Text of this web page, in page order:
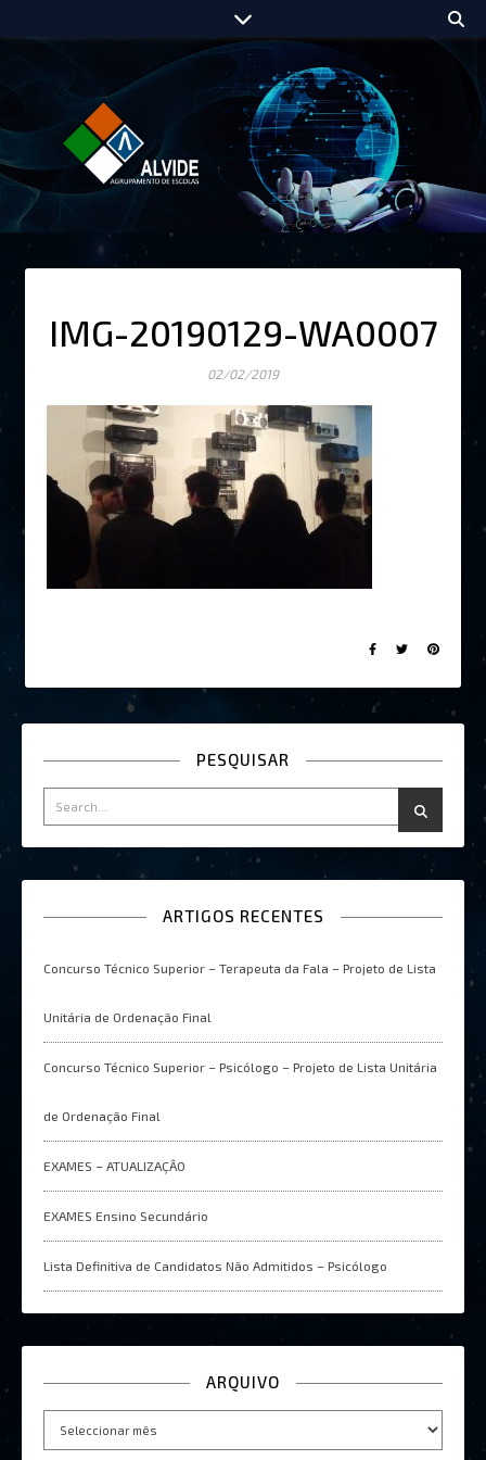
IMG-20190129-WA0007
02/02/2019
PESQUISAR
ARTIGOS RECENTES
Concurso Técnico Superior – Terapeuta da Fala – Projeto de Lista
Unitária de Ordenação Final
Concurso Técnico Superior – Psicólogo – Projeto de Lista Unitária
de Ordenação Final
EXAMES – ATUALIZAÇÂO
EXAMES Ensino Secundário
Lista Definitiva de Candidatos Não Admitidos – Psicólogo
ARQUIVO
Arquivo